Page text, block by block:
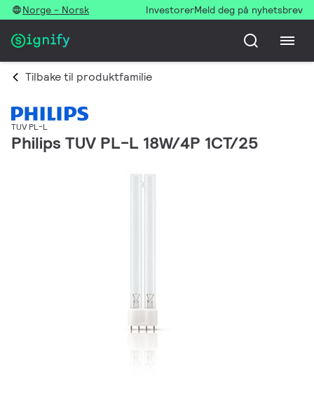
Norge - Norsk InvestorerMeld deg på nyhetsbrev
Tilbake til produktfamilie
TUV PL-L
Philips TUV PL-L 18W/4P 1CT/25